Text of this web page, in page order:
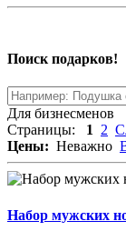
Поиск подарков!
Для бизнесменов
Страницы:
1 2
Цены: Неважно
Набор мужских